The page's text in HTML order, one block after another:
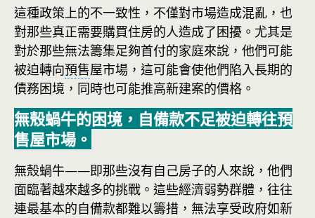
這種政策上的不一致性，不僅對市場造成混亂，也
對那些真正需要購買住房的人造成了困擾。尤其是
對於那些無法籌集足夠首付的家庭來說，他們可能
被迫轉向預售屋市場，這可能會使他們陷入長期的
債務困境，同時也可能推高新建案的價格。
無殼蝸牛的困境，自備款不足被迫轉往預
售屋市場。
無殼蝸牛——即那些沒有自己房子的人來說，他們
面臨著越來越多的挑戰。這些經濟弱勢群體，往往
連最基本的自備款都難以籌措，無法享受政府如新